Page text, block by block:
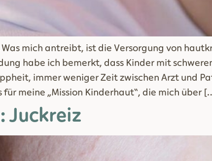
mich antreibt, ist die Versorgung von
habe ich bemerkt, dass Kinder mit
immer weniger Zeit zwischen Arzt und
für meine „Mission Kinderhaut“, die mich über
Juckreiz